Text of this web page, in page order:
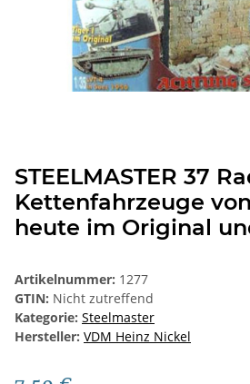
STEELMASTER 37
Kettenfahrzeuge
heute im Original
Artikelnummer: 1277
GTIN: Nicht zutreffend
Kategorie: Steelmaster
Hersteller: VDM Heinz Nickel